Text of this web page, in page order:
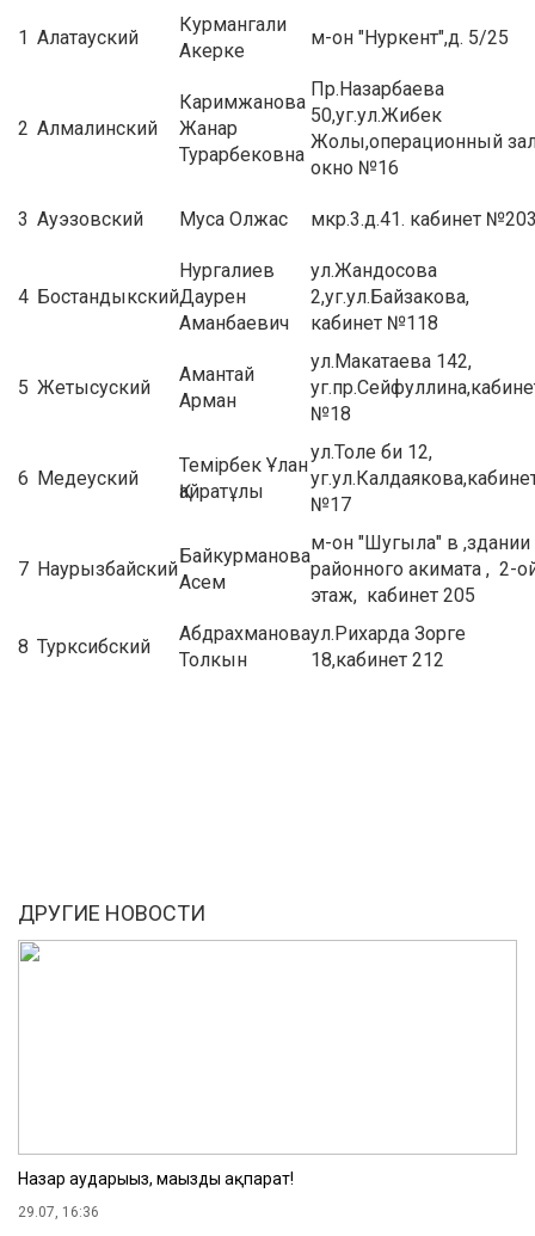
1 Алатауский
Курмангали
Акерке
м-он "Нуркент",д. 5/25
2 Алмалинский
Каримжанова
Жанар
Турарбековна
Пр.Назарбаева
50,уг.ул.Жибек
Жолы,операционный
окно №16
3 Ауэзовский Муса Олжас мкр.3.д.41. кабинет
4 Бостандыкский
Нургалиев
Даурен
Аманбаевич
ул.Жандосова
2,уг.ул.Байзакова,
кабинет №118
5 Жетысуский
Амантай
Арман
ул.Макатаева 142,
№18
6 Медеуский
Темірбек Ұлан
Қайратұлы
ул.Толе би 12,
№17
7 Наурызбайский
Байкурманова
Асем
м-он "Шугыла" в ,здании
районного акимата , 2-
этаж, кабинет 205
8 Турксибский
Абдрахманова
Толкын
ул.Рихарда Зорге
18,кабинет 212
ДРУГИЕ НОВОСТИ
Назар аударыңыз, маңызды ақпарат!
29.07, 16:36